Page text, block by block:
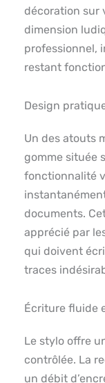
décoration sur
dimension
professionnel,
restant
Design
Un des atouts
gomme située
fonctionnalité
documents.
apprécié par
qui doivent
traces
Écriture fluide
Le stylo offre
contrôlée. La
un débit